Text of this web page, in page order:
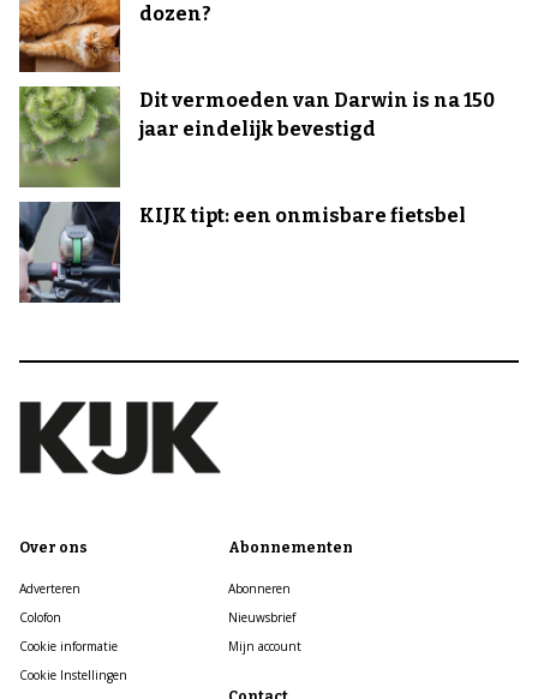
dozen?
Dit vermoeden van Darwin is na 150
jaar eindelijk bevestigd
KIJK tipt: een onmisbare fietsbel
Over ons
Adverteren
Colofon
Cookie informatie
Cookie Instellingen
Abonnementen
Abonneren
Nieuwsbrief
Mijn account